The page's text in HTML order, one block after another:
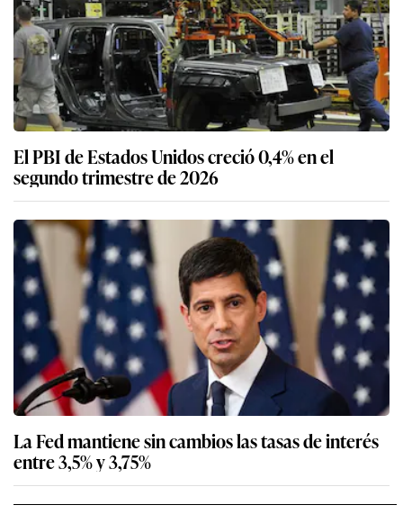
El PBI de Estados Unidos creció 0,4% en el
segundo trimestre de 2026
La Fed mantiene sin cambios las tasas de interés
entre 3,5% y 3,75%